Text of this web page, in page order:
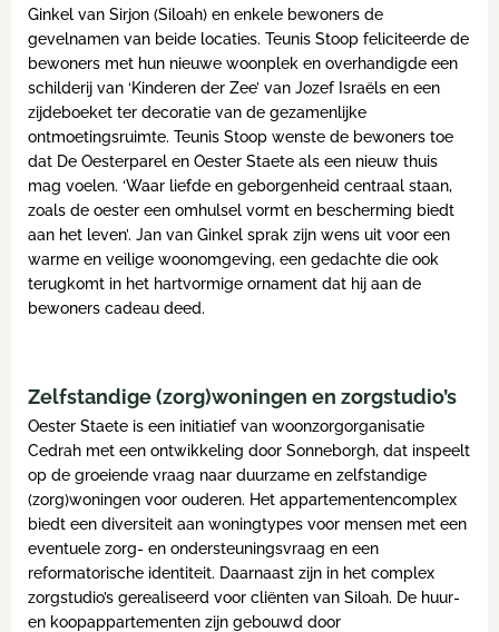
Ginkel van Sirjon (Siloah) en enkele bewoners de
gevelnamen van beide locaties. Teunis Stoop feliciteerde de
bewoners met hun nieuwe woonplek en overhandigde een
schilderij van ‘Kinderen der Zee’ van Jozef Israëls en een
zijdeboeket ter decoratie van de gezamenlijke
ontmoetingsruimte. Teunis Stoop wenste de bewoners toe
dat De Oesterparel en Oester Staete als een nieuw thuis
mag voelen. ‘Waar liefde en geborgenheid centraal staan,
zoals de oester een omhulsel vormt en bescherming biedt
aan het leven’. Jan van Ginkel sprak zijn wens uit voor een
warme en veilige woonomgeving, een gedachte die ook
terugkomt in het hartvormige ornament dat hij aan de
bewoners cadeau deed.
Zelfstandige (zorg)woningen en zorgstudio’s
Oester Staete is een initiatief van woonzorgorganisatie
Cedrah met een ontwikkeling door Sonneborgh, dat inspeelt
op de groeiende vraag naar duurzame en zelfstandige
(zorg)woningen voor ouderen. Het appartementencomplex
biedt een diversiteit aan woningtypes voor mensen met een
eventuele zorg- en ondersteuningsvraag en een
reformatorische identiteit. Daarnaast zijn in het complex
zorgstudio’s gerealiseerd voor cliënten van Siloah. De huur-
en koopappartementen zijn gebouwd door